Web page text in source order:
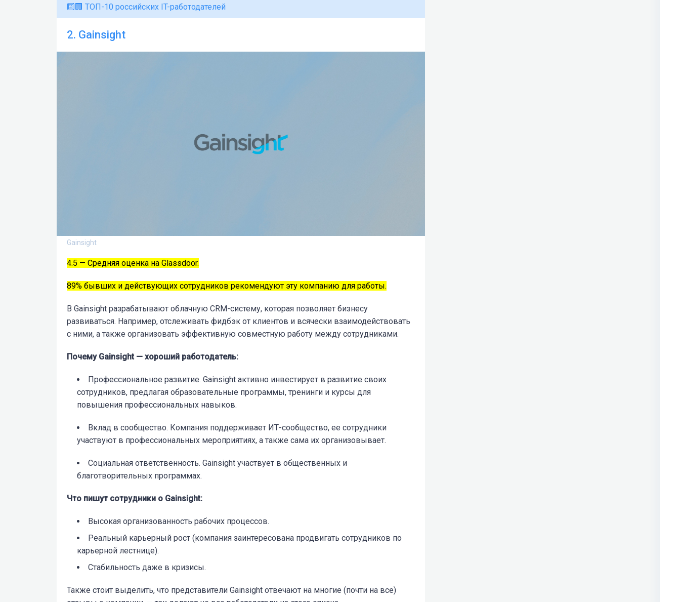
🔟🏢 ТОП-10 российских IT-работодателей
2. Gainsight
Gainsight
4.5 — Средняя оценка на Glassdoor.
89% бывших и действующих сотрудников рекомендуют эту компанию для работы.
В Gainsight разрабатывают облачную CRM-систему, которая позволяет бизнесу
развиваться. Например, отслеживать фидбэк от клиентов и всячески взаимодействовать
с ними, а также организовать эффективную совместную работу между сотрудниками.
Почему Gainsight — хороший работодатель:
Профессиональное развитие. Gainsight активно инвестирует в развитие своих
сотрудников, предлагая образовательные программы, тренинги и курсы для
повышения профессиональных навыков.
Вклад в сообщество. Компания поддерживает ИТ-сообщество, ее сотрудники
участвуют в профессиональных мероприятиях, а также сама их организовывает.
Социальная ответственность. Gainsight участвует в общественных и
благотворительных программах.
Что пишут сотрудники о Gainsight:
Высокая организованность рабочих процессов.
Реальный карьерный рост (компания заинтересована продвигать сотрудников по
карьерной лестнице).
Стабильность даже в кризисы.
Также стоит выделить, что представители Gainsight отвечают на многие (почти на все)